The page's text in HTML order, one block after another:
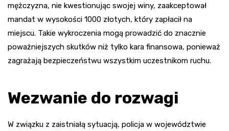
mężczyzna, nie kwestionując swojej winy, zaakceptował
mandat w wysokości 1000 złotych, który zapłacił na
miejscu. Takie wykroczenia mogą prowadzić do znacznie
poważniejszych skutków niż tylko kara finansowa, ponieważ
zagrażają bezpieczeństwu wszystkim uczestnikom ruchu.
Wezwanie do rozwagi
W związku z zaistniałą sytuacją, policja w województwie